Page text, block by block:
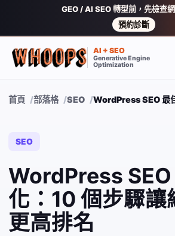
GEO / AI SEO 轉型前，先檢查
預約診斷
AI + SEO
Generative Engine
Optimization
首頁 部落格 SEO WordPress SEO 最
SEO
WordPress
化：10 個步驟讓
更高排名